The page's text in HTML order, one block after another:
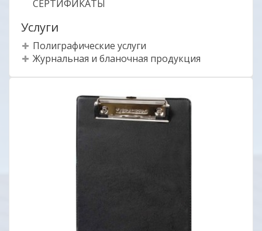
СЕРТИФИКАТЫ
Услуги
Полиграфические услуги
Журнальная и бланочная продукция